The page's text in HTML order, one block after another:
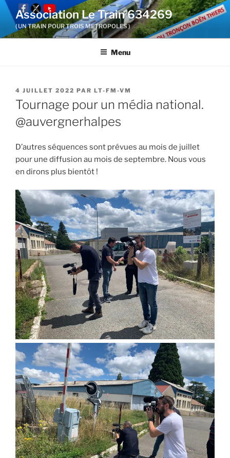
Aller
contenu
Association Le Train 634269
( UN TRAIN POUR TROIS METROPOLES )
Menu
PUBLIÉ
LE
4 JUILLET 2022 PAR LT-FM-VM
Tournage pour un média national.
@auvergnerhalpes
D’autres séquences sont prévues au mois de juillet
pour une diffusion au mois de septembre. Nous vous
en dirons plus bientôt !